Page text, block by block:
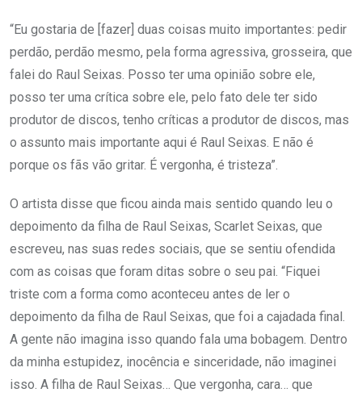
“Eu gostaria de [fazer] duas coisas muito importantes: pedir
perdão, perdão mesmo, pela forma agressiva, grosseira, que
falei do Raul Seixas. Posso ter uma opinião sobre ele,
posso ter uma crítica sobre ele, pelo fato dele ter sido
produtor de discos, tenho críticas a produtor de discos, mas
o assunto mais importante aqui é Raul Seixas. E não é
porque os fãs vão gritar. É vergonha, é tristeza”.
O artista disse que ficou ainda mais sentido quando leu o
depoimento da filha de Raul Seixas, Scarlet Seixas, que
escreveu, nas suas redes sociais, que se sentiu ofendida
com as coisas que foram ditas sobre o seu pai. “Fiquei
triste com a forma como aconteceu antes de ler o
depoimento da filha de Raul Seixas, que foi a cajadada final.
A gente não imagina isso quando fala uma bobagem. Dentro
da minha estupidez, inocência e sinceridade, não imaginei
isso. A filha de Raul Seixas… Que vergonha, cara… que